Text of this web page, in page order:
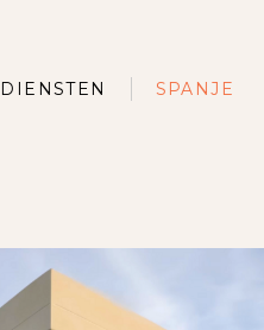
DIENSTEN SPANJE